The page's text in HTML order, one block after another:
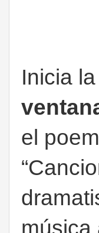
Inicia
el
música